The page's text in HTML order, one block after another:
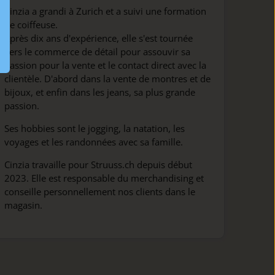
Cinzia a grandi à Zurich et a suivi une formation
de coiffeuse.
Après dix ans d'expérience, elle s'est tournée
vers le commerce de détail pour assouvir sa
passion pour la vente et le contact direct avec la
clientèle. D'abord dans la vente de montres et de
bijoux, et enfin dans les jeans, sa plus grande
passion.
Ses hobbies sont le jogging, la natation, les
voyages et les randonnées avec sa famille.
Cinzia travaille pour Struuss.ch depuis début
2023. Elle est responsable du merchandising et
conseille personnellement nos clients dans le
magasin.